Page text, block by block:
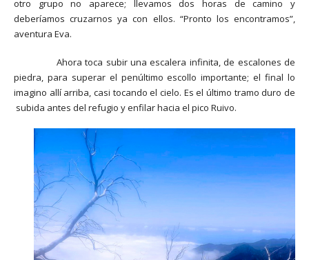
otro grupo no aparece; llevamos dos horas de camino y
deberíamos cruzarnos ya con ellos. “Pronto los encontramos”,
aventura Eva.
Ahora toca subir una escalera infinita, de escalones de
piedra, para superar el penúltimo escollo importante; el final lo
imagino allí arriba, casi tocando el cielo. Es el último tramo duro de
subida antes del refugio y enfilar hacia el pico Ruivo.